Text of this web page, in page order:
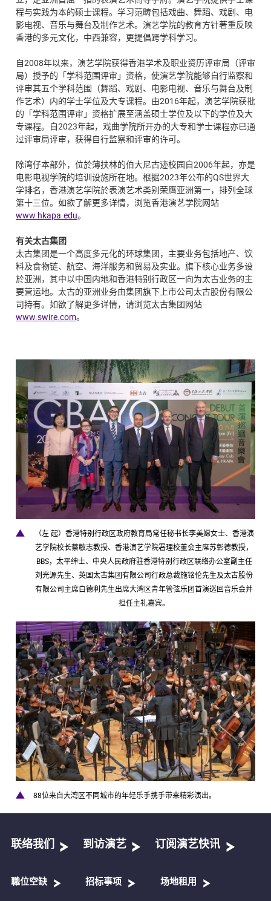
程与实践为本的硕士课程。学习范畴包括戏曲、舞蹈、戏剧、电
影电视、音乐与舞台及制作艺术。演艺学院的教育方针著重反映
香港的多元文化，中西兼容，更提倡跨学科学习。
自2008年以来，演艺学院获得香港学术及职业资历评审局（评审
局）授予的「学科范围评审」资格，使演艺学院能够自行监察和
评审其五个学科范围（舞蹈、戏剧、电影电视、音乐与舞台及制
作艺术）内的学士学位及大专课程。由2016年起，演艺学院获批
的「学科范围评审」资格扩展至涵盖硕士学位及以下的学位及大
专课程。自2023年起，戏曲学院所开办的大专和学士课程亦已通
过评审局评审，获得自行监察和评审的许可。
除湾仔本部外，位於薄扶林的伯大尼古迹校园自2006年起，亦是
电影电视学院的培训设施所在地。根据2023年公布的QS世界大
学排名，香港演艺学院於表演艺术类别荣膺亚洲第一，排列全球
第十三位。如欲了解更多详情，浏览香港演艺学院网站
www.hkapa.edu。
有关太古集团
太古集团是一个高度多元化的环球集团，主要业务包括地产、饮
料及食物链、航空、海洋服务和贸易及实业。旗下核心业务多设
於亚洲，其中以中国内地和香港特别行政区一向为太古业务的主
要营运地。太古的亚洲业务由集团旗下上市公司太古股份有限公
司持有。如欲了解更多详情，请浏览太古集团网站
www.swire.com。
（左 起）香港特别行政区政府教育局常任秘书长李美嫦女士、香港演
艺学院校长蔡敏志教授、香港演艺学院署理校董会主席苏彰德教授，
BBS，太平绅士、中央人民政府驻香港特别行政区联络办公室副主任
刘光源先生、英国太古集团有限公司行政总裁施铭伦先生及太古股份
有限公司主席白德利先生出席大湾区青年管弦乐团首演巡回音乐会并
担任主礼嘉宾。
88位来自大湾区不同城市的年轻乐手携手带来精彩演出。
联络我们 到访演艺 订阅演艺快讯
職位空缺 招标事项 场地租用